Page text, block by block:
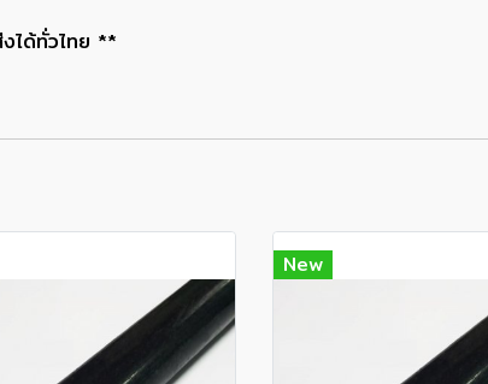
ได้ทั่วไทย **
New